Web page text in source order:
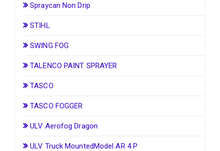
Spraycan Non Drip
STIHL
SWING FOG
TALENCO PAINT SPRAYER
TASCO
TASCO FOGGER
ULV Aerofog Dragon
ULV Truck MountedModel AR 4 P